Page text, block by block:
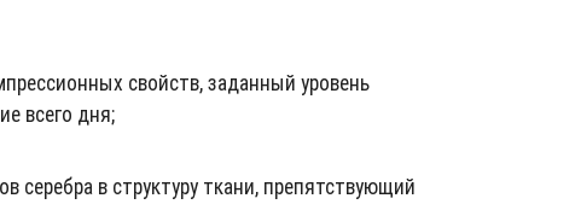
свойств, заданный уровень
всего дня;
в структуру ткани, препятствующий